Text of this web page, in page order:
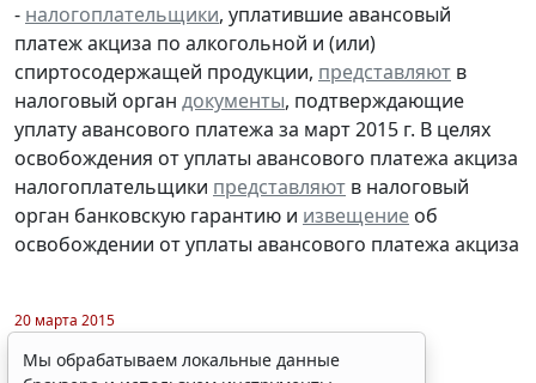
- налогоплательщики, уплатившие авансовый
платеж акциза по алкогольной и (или)
спиртосодержащей продукции, представляют в
налоговый орган документы, подтверждающие
уплату авансового платежа за март 2015 г. В целях
освобождения от уплаты авансового платежа акциза
налогоплательщики представляют в налоговый
орган банковскую гарантию и извещение об
освобождении от уплаты авансового платежа акциза
20 марта 2015
Косвенные налоги:
Мы обрабатываем локальные данные